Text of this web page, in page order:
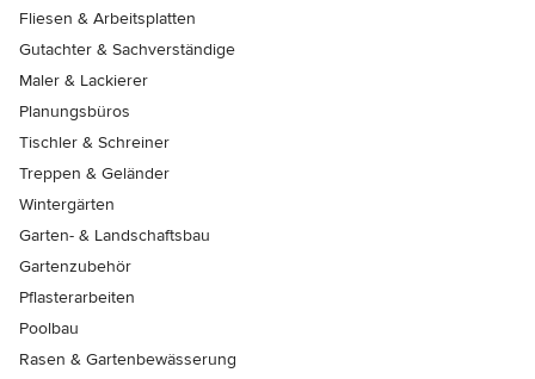
Fliesen & Arbeitsplatten
Gutachter & Sachverständige
Maler & Lackierer
Planungsbüros
Tischler & Schreiner
Treppen & Geländer
Wintergärten
Garten- & Landschaftsbau
Gartenzubehör
Pflasterarbeiten
Poolbau
Rasen & Gartenbewässerung